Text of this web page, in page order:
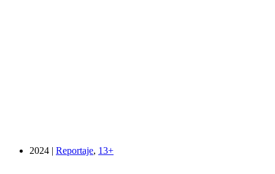
2024 | Reportaje, 13+